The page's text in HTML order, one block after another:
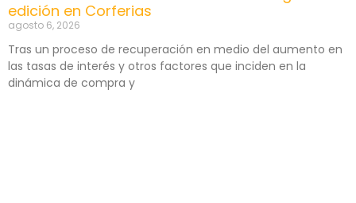
edición en Corferias
agosto 6, 2026
Tras un proceso de recuperación en medio del aumento en
las tasas de interés y otros factores que inciden en la
dinámica de compra y